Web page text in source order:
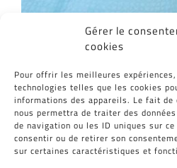
Gérer le
cookies
Pour offrir les meilleures
technologies telles que les cookies
informations des appareils. Le fait de
nous permettra de traiter des
de navigation ou les ID uniques sur
consentir ou de retirer son
sur certaines caractéristiques et
Partagez cet article,
Facebook
TwitterReddit